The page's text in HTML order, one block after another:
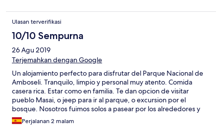
Ulasan terverifikasi
10/10 Sempurna
26 Agu 2019
Terjemahkan dengan Google
Un alojamiento perfecto para disfrutar del Parque Nacional de
Amboseli. Tranquilo, limpio y personal muy atento. Comida
casera rica. Estar como en familia. Te dan opcion de visitar
pueblo Masai, o jeep para ir al parque, o excursion por el
bosque. Nosotros fuimos solos a pasear por los alrededores y
nos encontramos a familias de masais, girafas y zebras.
Totalmente recomendable.
Perjalanan 2 malam